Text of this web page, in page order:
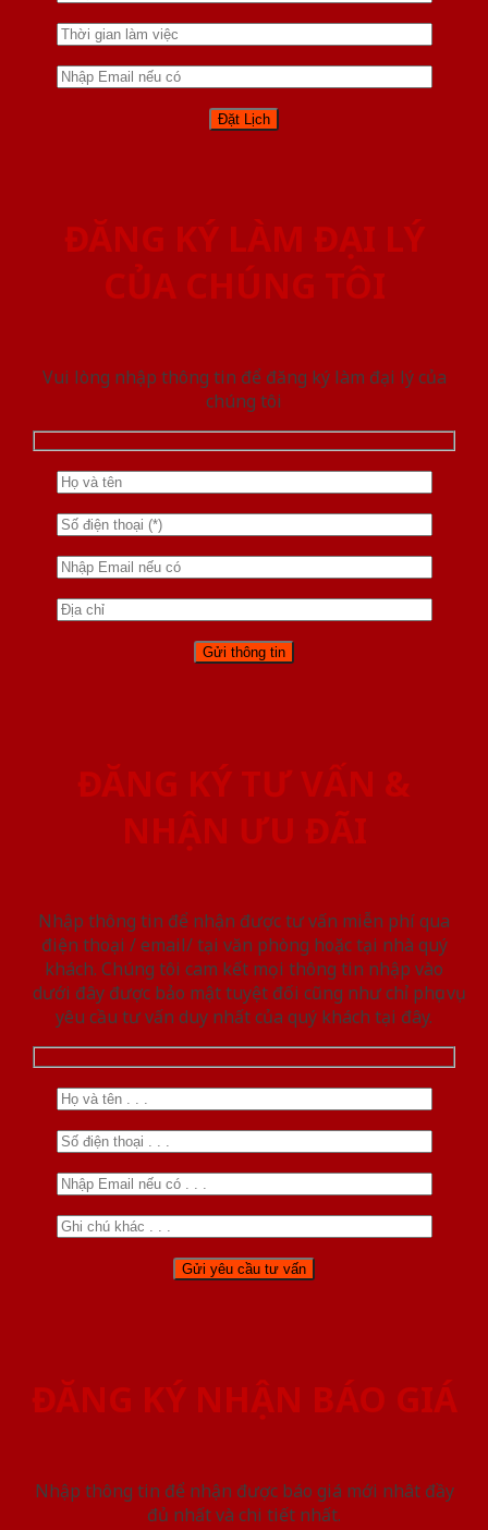
ĐĂNG KÝ LÀM ĐẠI LÝ
CỦA CHÚNG TÔI
Vui lòng nhập thông tin để đăng ký làm đại lý của
chúng tôi
ĐĂNG KÝ TƯ VẤN &
NHẬN ƯU ĐÃI
Nhập thông tin để nhận được tư vấn miễn phí qua
điện thoại / email/ tại văn phòng hoặc tại nhà quý
khách. Chúng tôi cam kết mọi thông tin nhập vào
dưới đây được bảo mật tuyệt đối cũng như chỉ phục vụ
yêu cầu tư vấn duy nhất của quý khách tại đây.
ĐĂNG KÝ NHẬN BÁO GIÁ
Nhập thông tin để nhận được báo giá mới nhât đầy
đủ nhất và chi tiết nhất.